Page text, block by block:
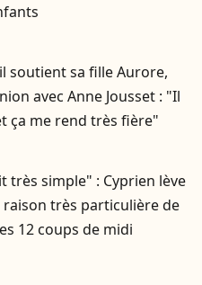
soutient sa fille Aurore,
avec Anne Jousset : "Il
ça me rend très fière"
très simple" : Cyprien lève
raison très particulière de
12 coups de midi